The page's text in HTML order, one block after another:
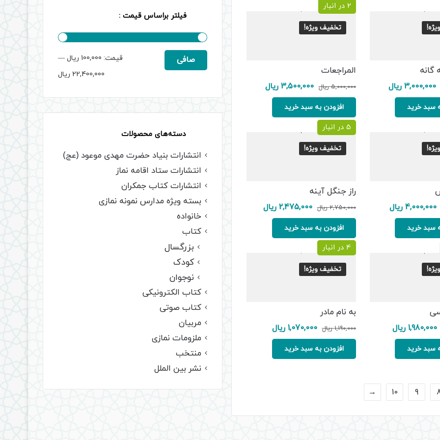
گانه
قیمت
اصلی:
بود.
3,000,000 ریالقیمت
سبد خرید
تخفیف ویژه!
2 در انبار
المراجعات
5,000,000 ریال قیمت
اصلی:
بود.
3,500,000 ریالقیمت
افزودن به سبد خرید
قیمت
اصلی:
بود.
4,000,000 ریالقیمت
سبد خرید
تخفیف ویژه!
5 در انبار
راز جنگل آینه
2,750,000 ریال قیمت
اصلی:
بود.
2,475,000 ریالقیمت
افزودن به سبد خرید
قیمت
اصلی:
2,200,000 ریال
بود.
1,980,000 ریالقیمت
سبد خرید
تخفیف ویژه!
4 در انبار
به نام مادر
1,190,000 ریال قیمت
اصلی:
1,190,000 ریال
بود.
1,070,000 ریالقیمت
فعلی:
افزودن به سبد خرید
9
10
←
فیلتر براساس قیمت :
حداقل
حداكثرصافی قيمت: 100,000 ریال
—
22,400,000 ریال
دسته‌های محصولات
انتشارات بنیاد حضرت مهدی موعود (عج)
انتشارات ستاد اقامه نماز
انتشارات کتاب جمکران
بسته ویژه مدارس نمونه نمازی
خانواده
کتاب
بزرگسال
کودک
نوجوان
کتاب الکترونیکی
کتاب صوتی
مربیان
ملزومات نمازی
منتخب
نشر بین الملل